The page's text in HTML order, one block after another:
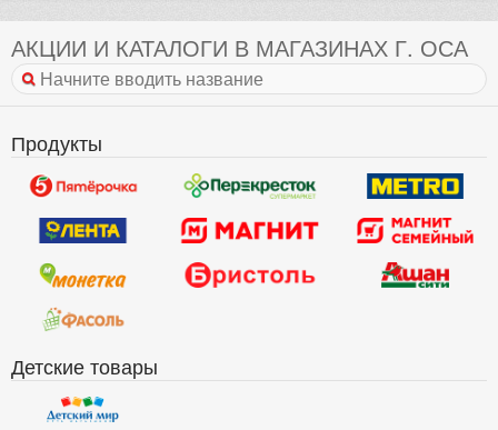
АКЦИИ И КАТАЛОГИ В МАГАЗИНАХ Г. ОСА
Продукты
Детские товары